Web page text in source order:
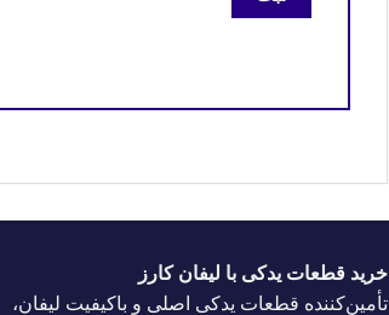
خرید قطعات یدکی با لیفان کارز
تأمین‌کننده قطعات یدکی اصلی و باکیفیت لیفان،